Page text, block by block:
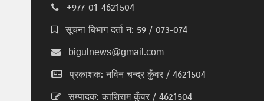
+977-01-4621504
सूचना बिभाग दर्ता न: 59 / 073-074
bigulnews@gmail.com
प्रकाशक: नविन चन्द्र कुँवर / 4621504
सम्पादक: काशिराम कुँवर / 4621504